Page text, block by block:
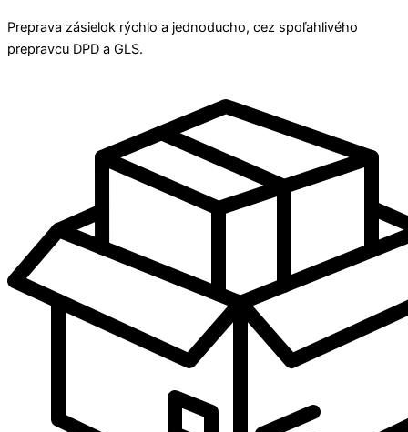
Preprava zásielok rýchlo a jednoducho, cez spoľahlivého
prepravcu DPD a GLS.